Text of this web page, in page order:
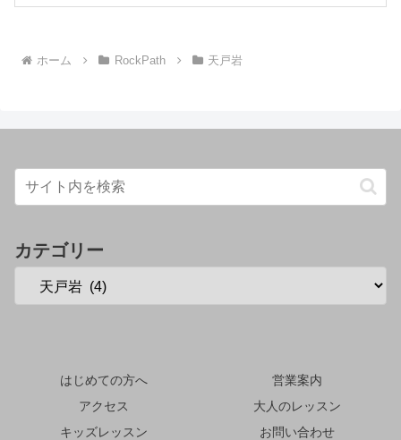
ホーム RockPath 天戸岩
カテゴリー
はじめての方へ
営業案内
アクセス
大人のレッスン
キッズレッスン
お問い合わせ